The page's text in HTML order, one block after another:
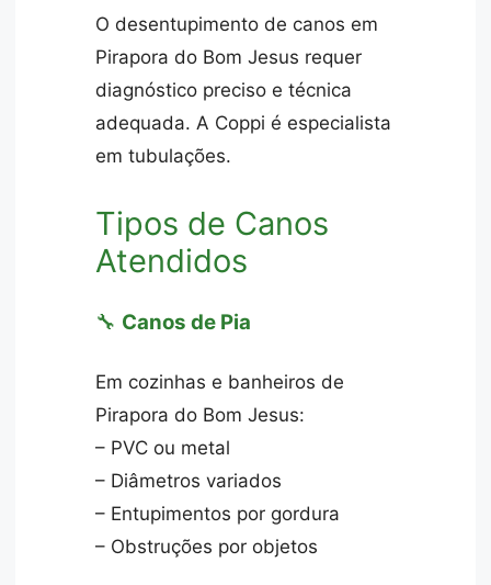
O desentupimento de canos em
Pirapora do Bom Jesus requer
diagnóstico preciso e técnica
adequada. A Coppi é especialista
em tubulações.
Tipos de Canos
Atendidos
🔧 Canos de Pia
Em cozinhas e banheiros de
Pirapora do Bom Jesus:
– PVC ou metal
– Diâmetros variados
– Entupimentos por gordura
– Obstruções por objetos